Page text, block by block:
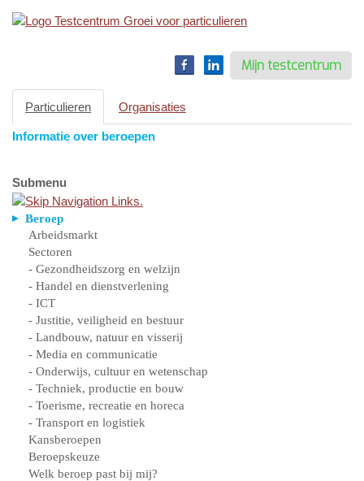
Mijn testcentrum
Particulieren Organisaties
Informatie over beroepen
Submenu
Beroep
Arbeidsmarkt
Sectoren
- Gezondheidszorg en welzijn
- Handel en dienstverlening
- ICT
- Justitie, veiligheid en bestuur
- Landbouw, natuur en visserij
- Media en communicatie
- Onderwijs, cultuur en wetenschap
- Techniek, productie en bouw
- Toerisme, recreatie en horeca
- Transport en logistiek
Kansberoepen
Beroepskeuze
Welk beroep past bij mij?